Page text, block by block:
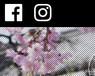
Facebook